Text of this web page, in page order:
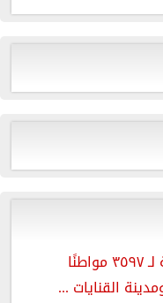
تقديم الخدمة الطبية لـ ٣٥٩٧ مواطنًا
القنايات ...